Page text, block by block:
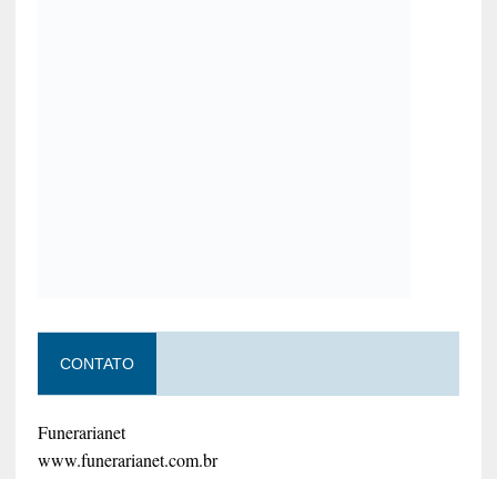
CONTATO
Funerarianet
www.funerarianet.com.br